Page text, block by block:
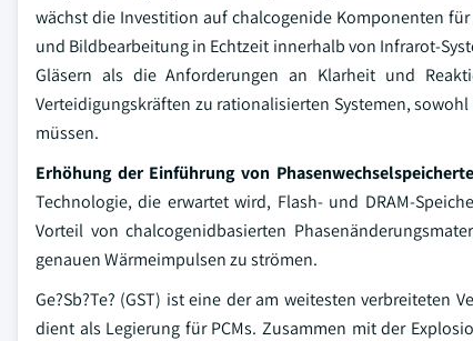
wächst die Investition auf chalcogenide Komponenten
und Bildbearbeitung in Echtzeit innerhalb von Infrarot-
Gläsern als die Anforderungen an Klarheit und
Verteidigungskräften zu rationalisierten Systemen,
müssen.
Erhöhung der Einführung von
Technologie, die erwartet wird, Flash- und DRAM-
Vorteil von chalcogenidbasierten
genauen Wärmeimpulsen zu strömen.
Ge?Sb?Te? (GST) ist eine der am weitesten
dient als Legierung für PCMs. Zusammen mit der